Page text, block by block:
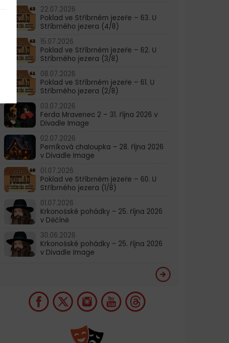
22.07.2026
Poklad ve Stříbrném jezeře – 63. U
Stříbrného jezera (4/8)
15.07.2026
Poklad ve Stříbrném jezeře – 62. U
Stříbrného jezera (3/8)
08.07.2026
Poklad ve Stříbrném jezeře – 61. U
Stříbrného jezera (2/8)
03.07.2026
Ferda Mravenec 2 – 31. října 2026 v
Divadle Image
02.07.2026
Perníková chaloupka – 28. října 2026
v Divadle Image
01.07.2026
Poklad ve Stříbrném jezeře – 60. U
Stříbrného jezera (1/8)
01.07.2026
Krkonošské pohádky – 25. října 2026
v Děčíně
30.06.2026
Krkonošské pohádky – 25. října 2026
v Divadle Image